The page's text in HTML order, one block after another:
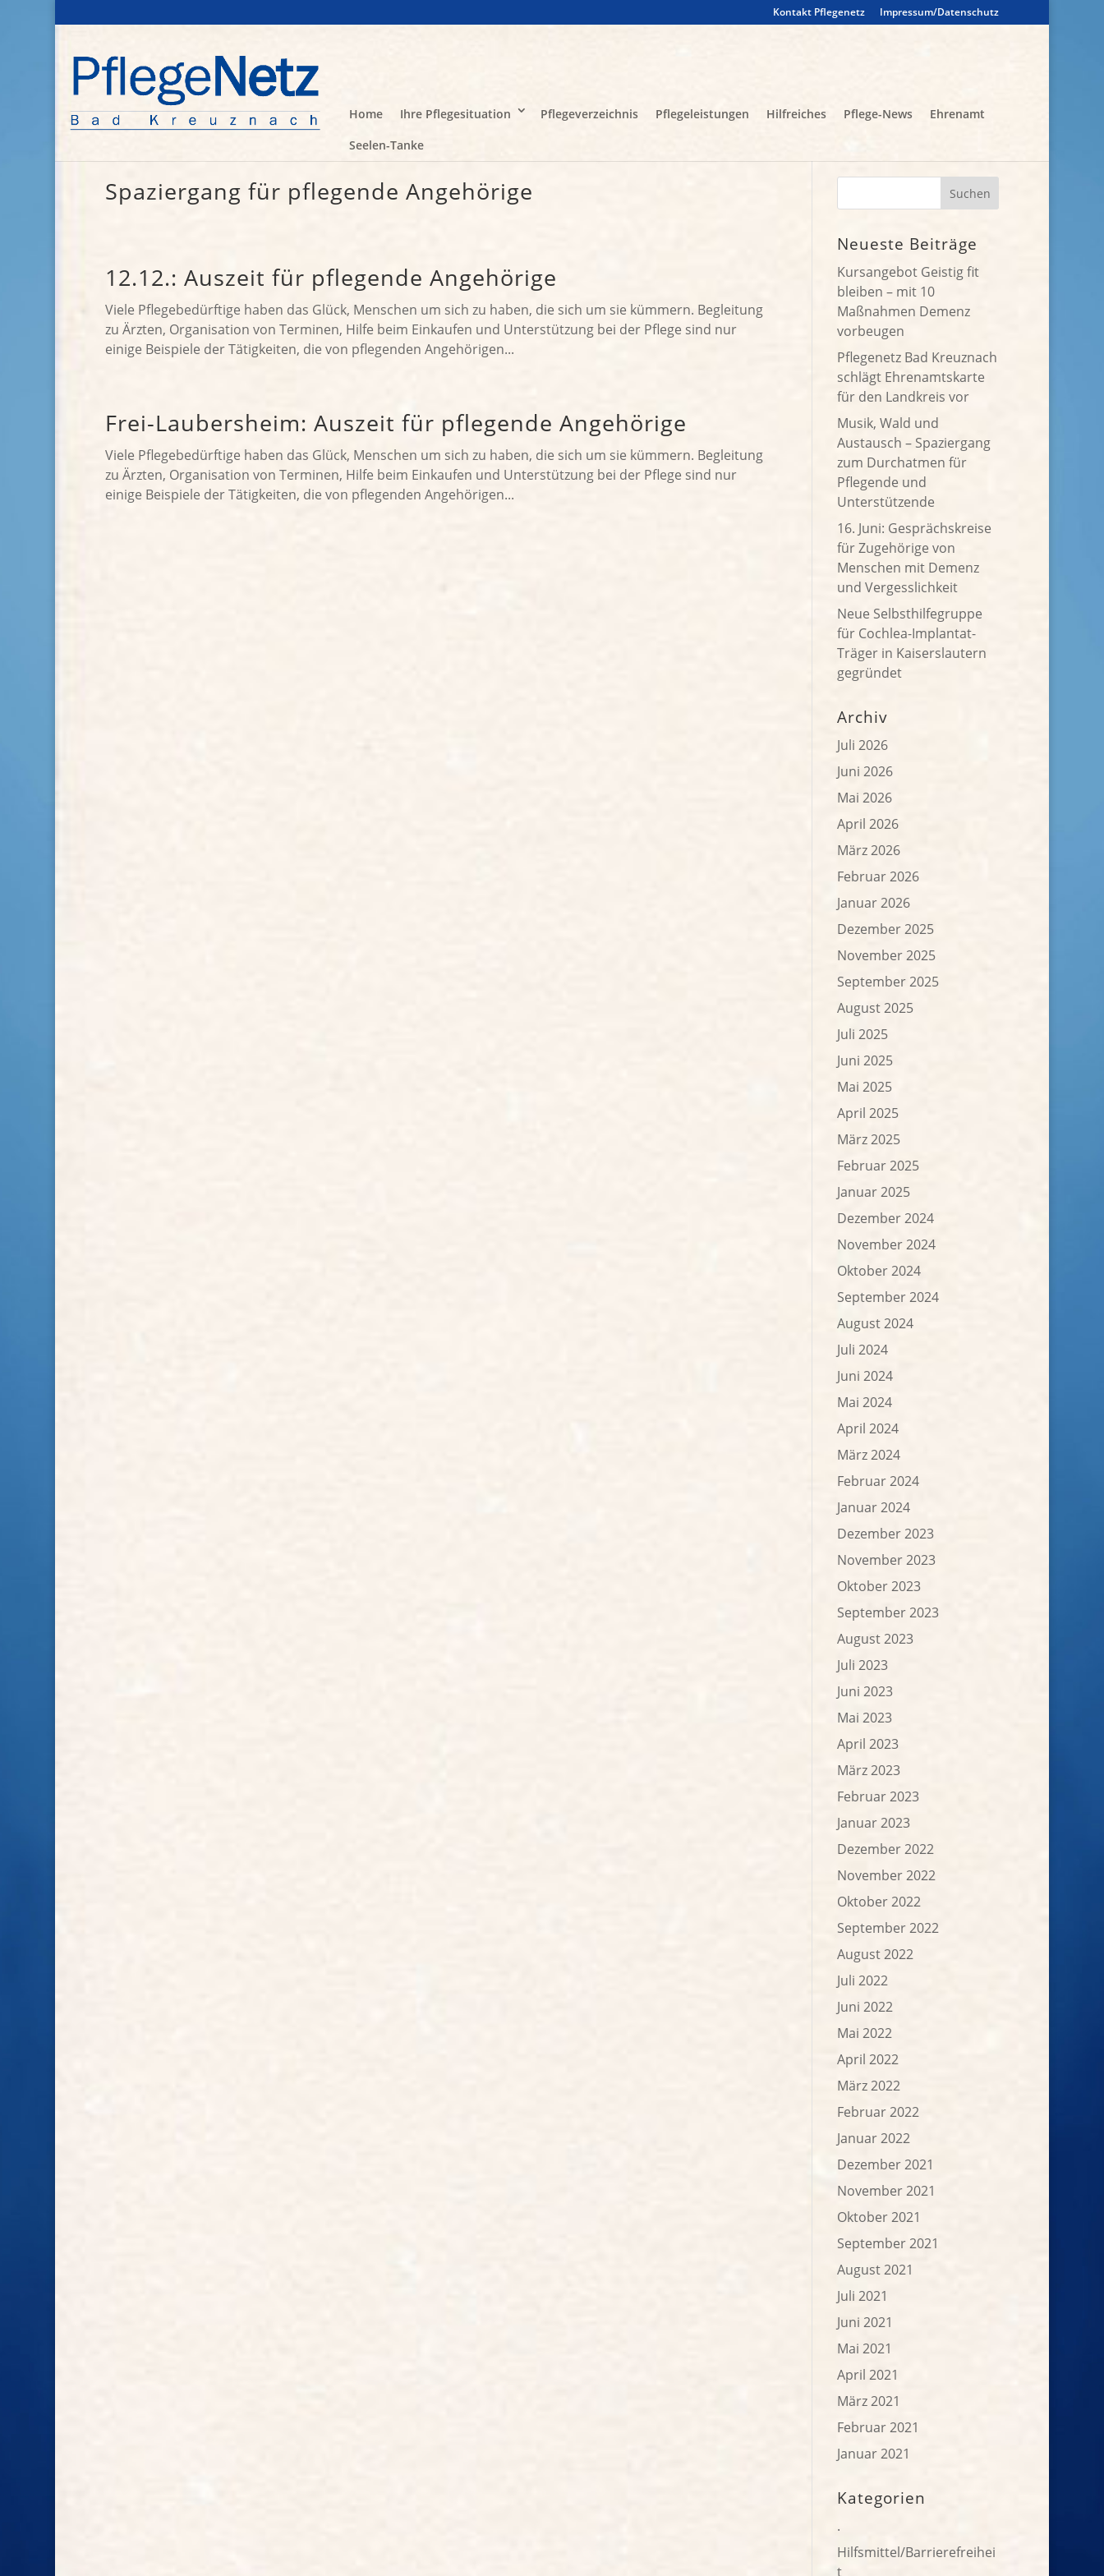
Kontakt Pflegenetz Impressum/Datenschutz
Home Ihre Pflegesituation Pflegeverzeichnis Pflegeleistungen Hilfreiches Pflege-News
Ehrenamt
Seelen-Tanke
Spaziergang für pflegende Angehörige
12.12.: Auszeit für pflegende Angehörige
Viele Pflegebedürftige haben das Glück, Menschen um sich zu haben, die sich um sie kümmern. Begleitung
zu Ärzten, Organisation von Terminen, Hilfe beim Einkaufen und Unterstützung bei der Pflege sind nur
einige Beispiele der Tätigkeiten, die von pflegenden Angehörigen...
Frei-Laubersheim: Auszeit für pflegende Angehörige
Viele Pflegebedürftige haben das Glück, Menschen um sich zu haben, die sich um sie kümmern. Begleitung
zu Ärzten, Organisation von Terminen, Hilfe beim Einkaufen und Unterstützung bei der Pflege sind nur
einige Beispiele der Tätigkeiten, die von pflegenden Angehörigen...
Neueste Beiträge
Kursangebot Geistig fit
bleiben – mit 10
Maßnahmen Demenz
vorbeugen
Pflegenetz Bad Kreuznach
schlägt Ehrenamtskarte
für den Landkreis vor
Musik, Wald und
Austausch – Spaziergang
zum Durchatmen für
Pflegende und
Unterstützende
16. Juni: Gesprächskreise
für Zugehörige von
Menschen mit Demenz
und Vergesslichkeit
Neue Selbsthilfegruppe
für Cochlea-Implantat-
Träger in Kaiserslautern
gegründet
Archiv
Juli 2026
Juni 2026
Mai 2026
April 2026
März 2026
Februar 2026
Januar 2026
Dezember 2025
November 2025
September 2025
August 2025
Juli 2025
Juni 2025
Mai 2025
April 2025
März 2025
Februar 2025
Januar 2025
Dezember 2024
November 2024
Oktober 2024
September 2024
August 2024
Juli 2024
Juni 2024
Mai 2024
April 2024
März 2024
Februar 2024
Januar 2024
Dezember 2023
November 2023
Oktober 2023
September 2023
August 2023
Juli 2023
Juni 2023
Mai 2023
April 2023
März 2023
Februar 2023
Januar 2023
Dezember 2022
November 2022
Oktober 2022
September 2022
August 2022
Juli 2022
Juni 2022
Mai 2022
April 2022
März 2022
Februar 2022
Januar 2022
Dezember 2021
November 2021
Oktober 2021
September 2021
August 2021
Juli 2021
Juni 2021
Mai 2021
April 2021
März 2021
Februar 2021
Januar 2021
Kategorien
.
Hilfsmittel/Barrierefreihei
t